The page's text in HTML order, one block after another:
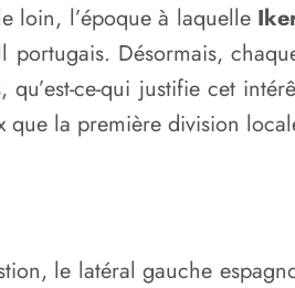
loin, l’époque à laquelle
portugais. Désormais,
qu’est-ce-qui justifie cet
que la première division
le latéral gauche